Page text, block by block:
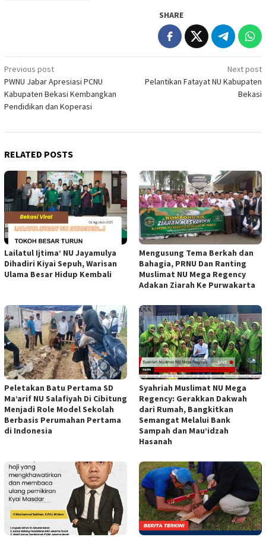
SHARE
Post
navigation
Previous post
PWNU Jabar Apresiasi PCNU
Kabupaten Bekasi Kembangkan
Pendidikan dan Koperasi
Next post
Pelantikan Fatayat NU Kabupaten
Bekasi
RELATED POSTS
Lailatul Ijtima’ NU Jayamulya
Dihadiri Kiyai Sepuh, Warisan
Ulama Besar Hidup Kembali
Mengusung Tema Berkah dan
Bahagia, PRNU Dan Ranting
Muslimat NU Mega Regency
Adakan Ziarah Ke Purwakarta
Peletakan Batu Pertama SD
Ma’arif NU Salafiyah Di Cibitung
Menjadi Role Model Sekolah
Berbasis Perumahan Pertama
di Indonesia
Syahriah Muslimat NU Mega
Regency: Gerakkan Dakwah
dari Rumah, Bangkitkan
Semangat Melalui Bank
Sampah dan Mau’idzah
Hasanah